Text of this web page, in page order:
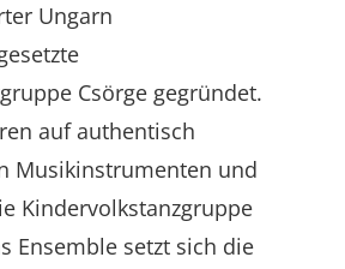
Ungarn
Csörge gegründet.
auf authentisch
Musikinstrumenten und
Kindervolkstanzgruppe
Ensemble setzt sich die